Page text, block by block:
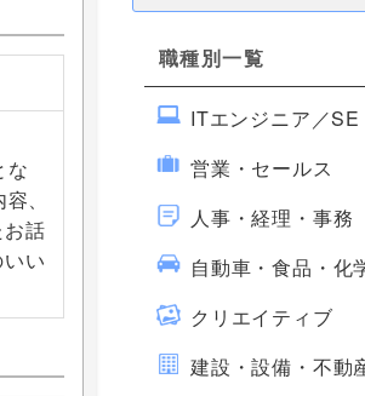
な
、
話
い
職種別一覧
ITエンジニア／SE
営業・セールス
人事・経理・事務
自動車・食品・化
クリエイティブ
建設・設備・不動